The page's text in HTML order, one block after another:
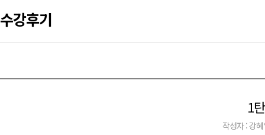
수강후기
1
작성자 : 강